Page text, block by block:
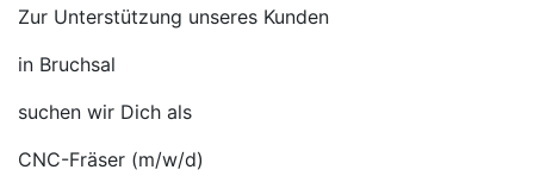
Zur Unterstützung unseres Kunden
in Bruchsal
suchen wir Dich als
CNC-Fräser (m/w/d)